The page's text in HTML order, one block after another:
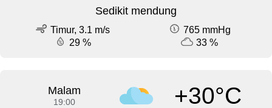
Sedikit mendung
Timur, 3.1 m/s
765 mmHg
29 %
33 %
Malam
19:00 +30°C